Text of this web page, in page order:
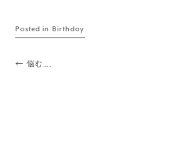
Posted in Birthday
Post navigation
← 悩む….